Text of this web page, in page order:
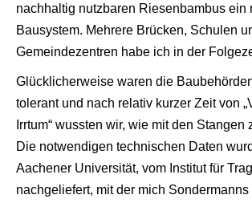
nachhaltig nutzbaren Riesenbambus ein
Bausystem. Mehrere Brücken, Schulen
Gemeindezentren habe ich in der
Glücklicherweise waren die
tolerant und nach relativ kurzer Zeit von
Irrtum“ wussten wir, wie mit den Stangen
Die notwendigen technischen Daten
Aachener Universität, vom Institut für
nachgeliefert, mit der mich